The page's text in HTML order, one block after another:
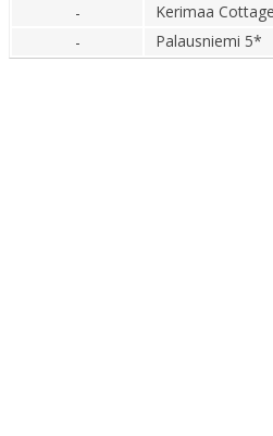
-
Kerimaa
-
Palausniemi 5*